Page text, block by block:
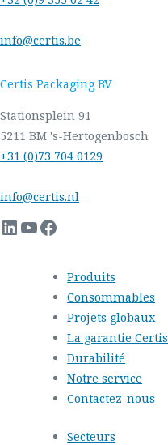
info@certis.be
Certis Packaging BV
Stationsplein 91
5211 BM 's-Hertogenbosch
+31 (0)73 704 0129
info@certis.nl
LinkedIn YouTube Facebook
Produits
Consommables
Projets globaux
La garantie Certis
Durabilité
Notre service
Contactez-nous
Secteurs